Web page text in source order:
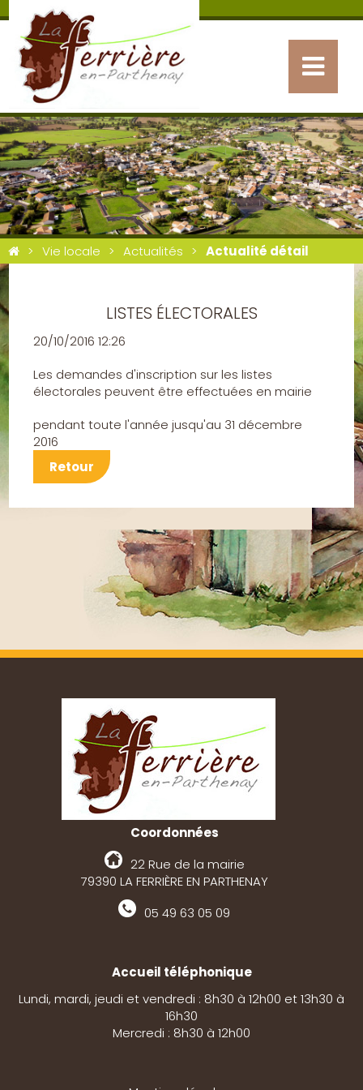
Vie locale Actualités Actualité détail
LISTES ÉLECTORALES
20/10/2016 12:26
Les demandes d'inscription sur les listes
électorales peuvent être effectuées en mairie
pendant toute l'année jusqu'au 31 décembre
2016
Retour
Coordonnées
22 Rue de la mairie
79390 LA FERRIÈRE EN PARTHENAY
05 49 63 05 09
Accueil téléphonique
Lundi, mardi, jeudi et vendredi : 8h30 à 12h00 et 13h30 à
16h30
Mercredi : 8h30 à 12h00